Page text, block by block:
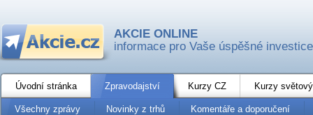
AKCIE ONLINE
informace pro Vaše úspěšné investice
Úvodní stránka Zpravodajství Kurzy CZ Kurzy
Všechny zprávy Novinky z trhů Komentáře a doporučení